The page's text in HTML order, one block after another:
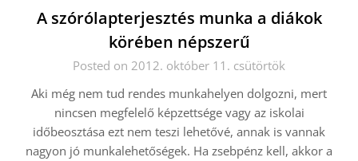
A szórólapterjesztés munka a diákok
körében népszerű
Posted on 2012. október 11. csütörtök
Aki még nem tud rendes munkahelyen dolgozni, mert
nincsen megfelelő képzettsége vagy az iskolai
időbeosztása ezt nem teszi lehetővé, annak is vannak
nagyon jó munkalehetőségek. Ha zsebpénz kell, akkor a